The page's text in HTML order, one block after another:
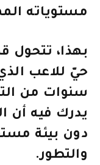
مستوياته
بهذا، تتحول
حيّ للاعب
سنوات من
يدرك فيه أن
دون بيئة
والتطور.